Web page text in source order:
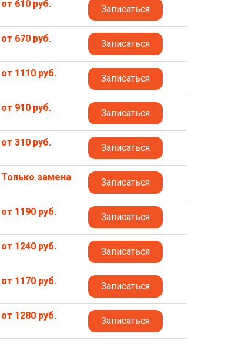
от 610 руб. Записаться
от 670 руб. Записаться
от 1110 руб. Записаться
от 910 руб. Записаться
от 310 руб. Записаться
Только замена Записаться
от 1190 руб. Записаться
от 1240 руб. Записаться
от 1170 руб. Записаться
от 1280 руб. Записаться